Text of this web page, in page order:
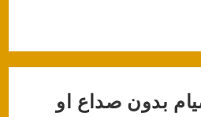
بدون صداع او